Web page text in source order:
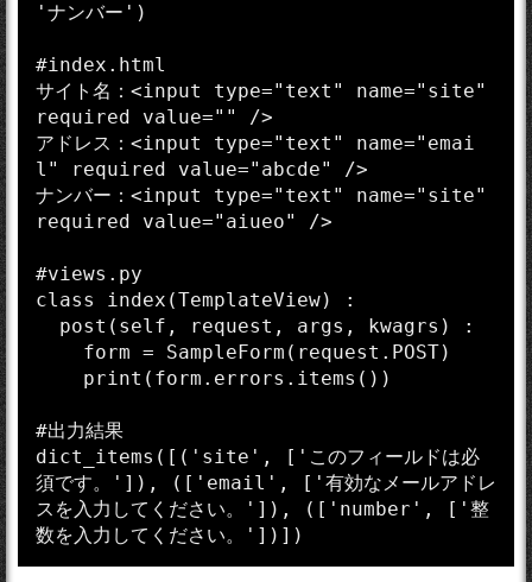
'ナンバー')
#index.html
サイト名：<input type="text" name="site"
required value="" />
アドレス：<input type="text" name="emai
l" required value="abcde" />
ナンバー：<input type="text" name="site"
required value="aiueo" />
#views.py
class index(TemplateView) :
#出力結果
dict_items([('site', ['このフィールドは必
須です。']), (['email', ['有効なメールアドレ
スを入力してください。']), (['number', ['整